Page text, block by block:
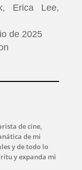
Erica Lee,
de 2025
de cine,
de mi
y de todo lo
y expanda mi